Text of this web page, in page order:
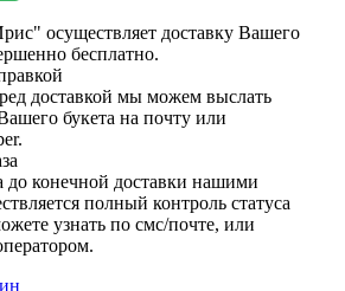
осуществляет доставку Вашего
бесплатно.
доставкой мы можем выслать
букета на почту или
до конечной доставки нашими
полный контроль статуса
узнать по смс/почте, или